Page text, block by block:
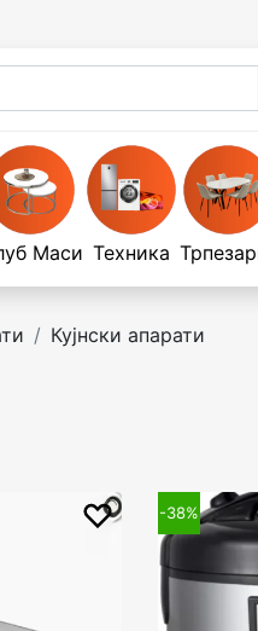
Маси Техника
Кујнски апарати
-38%